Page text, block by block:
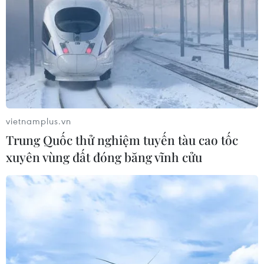
dầu mỏ Nga trên biển
Nga hạ dự báo tăng trưởng GDP và đầu tư
Gần 19 triệu thùng dầu Nga sắp được tung ra
thị trường
TIN LIÊN QUAN
vietnamplus.vn
Trung Quốc thử nghiệm tuyến tàu cao tốc
xuyên vùng đất đóng băng vĩnh cửu